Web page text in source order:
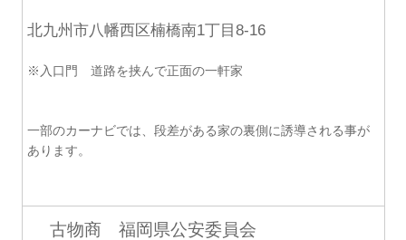
北九州市八幡西区楠橋南1丁目8-16
※入口門 道路を挟んで正面の一軒家
一部のカーナビでは、段差がある家の裏側に誘導される事が
あります。
古物商 福岡県公安委員会